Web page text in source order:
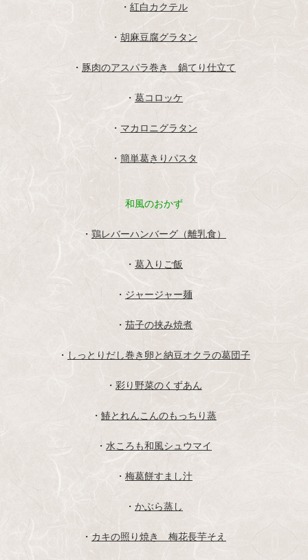
・ 紅白カクテル
・ 胡麻豆腐グラタン
・ 豚肉のアスパラ巻き 鍋てり仕立て
・ 葛コロッケ
・ マカロニグラタン
・ 簡単葛きりパスタ
和風のおかず
・ 鶏レバーハンバーグ（離乳食）
・ 葛入りご飯
・ ジャージャー麺
・ 茄子の挟み焼煮
・ しっとりだし巻き卵と納豆オクラの葛団子
・ 彩り野菜のくずあん
・ 鰆とれんこんのもっちり蒸
・ 水ころも和風シュウマイ
・ 梅葛餅すまし汁
・ かぶら蒸し
・ カキの照り焼き 梅花長芋そえ